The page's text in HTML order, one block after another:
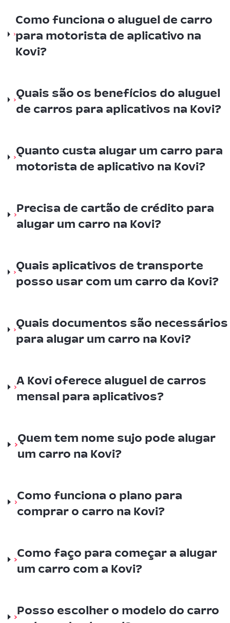
Como funciona o aluguel de carro
para motorista de aplicativo na
Kovi?
Quais são os benefícios do aluguel
de carros para aplicativos na Kovi?
Quanto custa alugar um carro para
motorista de aplicativo na Kovi?
Precisa de cartão de crédito para
alugar um carro na Kovi?
Quais aplicativos de transporte
posso usar com um carro da Kovi?
Quais documentos são necessários
para alugar um carro na Kovi?
A Kovi oferece aluguel de carros
mensal para aplicativos?
Quem tem nome sujo pode alugar
um carro na Kovi?
Como funciona o plano para
comprar o carro na Kovi?
Como faço para começar a alugar
um carro com a Kovi?
Posso escolher o modelo do carro